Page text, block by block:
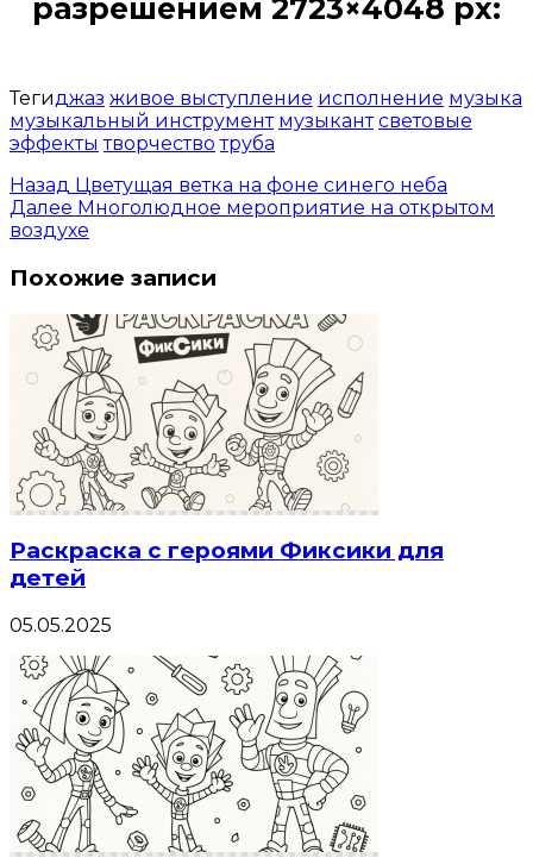
разрешением 2723×4048 px:
Тегиджаз живое выступление исполнение музыка
музыкальный инструмент музыкант световые
эффекты творчество труба
Назад Цветущая ветка на фоне синего неба
Далее Многолюдное мероприятие на открытом
воздухе
Похожие записи
Раскраска с героями Фиксики для
детей
05.05.2025